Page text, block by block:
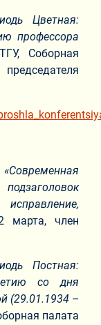
Цветная:
профессора
Соборная
«Современная
марта, член
Постная:
со дня
(29.01.1934 –
палата